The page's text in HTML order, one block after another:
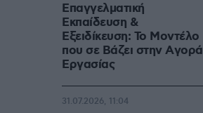
Επαγγελματική
Εκπαίδευση &
Εξειδίκευση: Το Mοντέλο
που σε Bάζει στην Aγορά
Eργασίας
31.07.2026, 11:04